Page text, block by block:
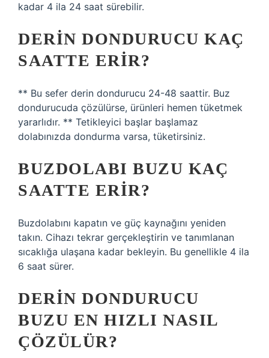
kadar 4 ila 24 saat sürebilir.
DERIN DONDURUCU KAÇ
SAATTE ERIR?
** Bu sefer derin dondurucu 24-48 saattir. Buz
dondurucuda çözülürse, ürünleri hemen tüketmek
yararlıdır. ** Tetikleyici başlar başlamaz
dolabınızda dondurma varsa, tüketirsiniz.
BUZDOLABI BUZU KAÇ
SAATTE ERIR?
Buzdolabını kapatın ve güç kaynağını yeniden
takın. Cihazı tekrar gerçekleştirin ve tanımlanan
sıcaklığa ulaşana kadar bekleyin. Bu genellikle 4 ila
6 saat sürer.
DERIN DONDURUCU
BUZU EN HIZLI NASIL
ÇÖZÜLÜR?